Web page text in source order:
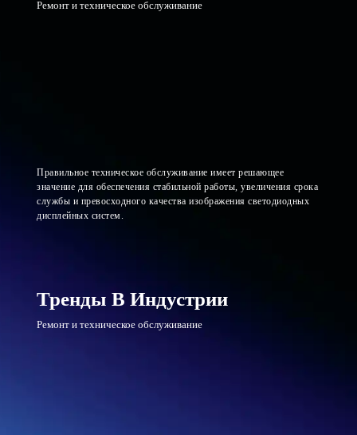
Ремонт и техническое обслуживание
Правильное техническое обслуживание имеет решающее
значение для обеспечения стабильной работы, увеличения срока
службы и превосходного качества изображения светодиодных
дисплейных систем.
Тренды В Индустрии
Ремонт и техническое обслуживание